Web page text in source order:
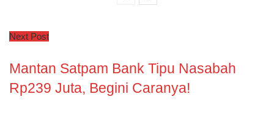
Next Post
Mantan Satpam Bank Tipu Nasabah
Rp239 Juta, Begini Caranya!